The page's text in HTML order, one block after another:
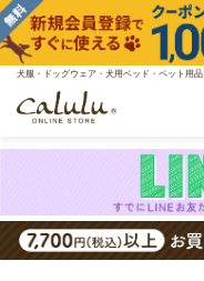
犬服・ドッグウェア・犬用ベッド・ペット用